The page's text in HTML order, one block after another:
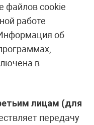
файлов cookie
работе
об
в
лицам (для
передачу